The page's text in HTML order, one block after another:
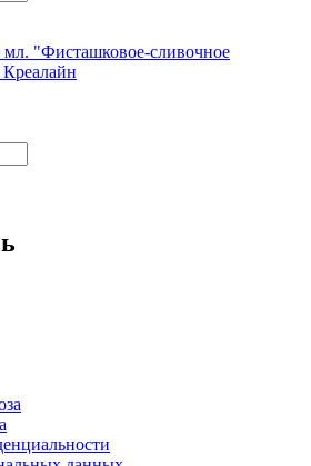
"Фисташковое-сливочное